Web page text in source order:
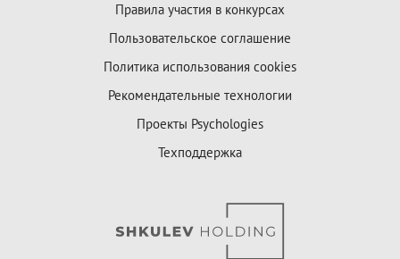
Правила участия в конкурсах
Пользовательское соглашение
Политика использования cookies
Рекомендательные технологии
Проекты Psychologies
Техподдержка